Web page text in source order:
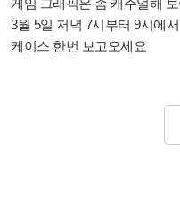
3월 5일 저녁 7시부터 9시에
케이스 한번 보고오세요